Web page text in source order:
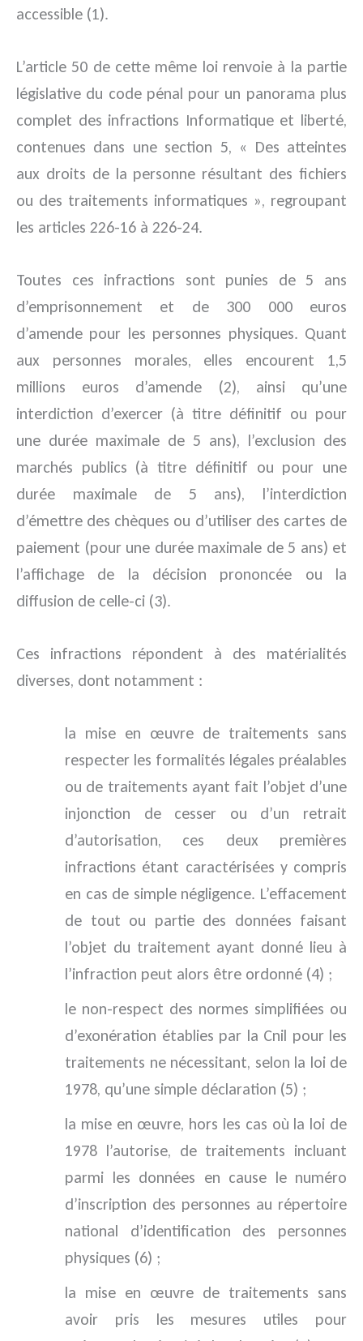
accessible (1).
L’article 50 de cette même loi renvoie à la partie
législative du code pénal pour un panorama plus
complet des infractions Informatique et liberté,
contenues dans une section 5, « Des atteintes
aux droits de la personne résultant des fichiers
ou des traitements informatiques », regroupant
les articles 226-16 à 226-24.
Toutes ces infractions sont punies de 5 ans
d’emprisonnement et de 300 000 euros
d’amende pour les personnes physiques. Quant
aux personnes morales, elles encourent 1,5
millions euros d’amende (2), ainsi qu’une
interdiction d’exercer (à titre définitif ou pour
une durée maximale de 5 ans), l’exclusion des
marchés publics (à titre définitif ou pour une
durée maximale de 5 ans), l’interdiction
d’émettre des chèques ou d’utiliser des cartes de
paiement (pour une durée maximale de 5 ans) et
l’affichage de la décision prononcée ou la
diffusion de celle-ci (3).
Ces infractions répondent à des matérialités
diverses, dont notamment :
la mise en œuvre de traitements sans
respecter les formalités légales préalables
ou de traitements ayant fait l’objet d’une
injonction de cesser ou d’un retrait
d’autorisation, ces deux premières
infractions étant caractérisées y compris
en cas de simple négligence. L’effacement
de tout ou partie des données faisant
l’objet du traitement ayant donné lieu à
l’infraction peut alors être ordonné (4) ;
le non-respect des normes simplifiées ou
d’exonération établies par la Cnil pour les
traitements ne nécessitant, selon la loi de
1978, qu’une simple déclaration (5) ;
la mise en œuvre, hors les cas où la loi de
1978 l’autorise, de traitements incluant
parmi les données en cause le numéro
d’inscription des personnes au répertoire
national d’identification des personnes
physiques (6) ;
la mise en œuvre de traitements sans
avoir pris les mesures utiles pour